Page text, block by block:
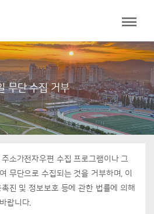
무단 수집 거부
소가전자우편 수집 프로그램이나 그
무단으로 수집되는 것을 거부하며, 이
진 및 정보보호 등에 관한 법률에 의해
랍니다.